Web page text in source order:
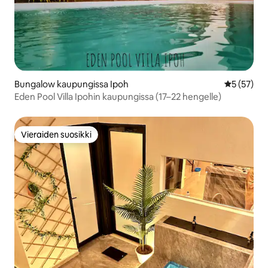
Bungalow kaupungissa Ipoh
5 (57)
Eden Pool Villa Ipohin kaupungissa (17–22 hengelle)
Vieraiden suosikki
Vieraiden suosikki